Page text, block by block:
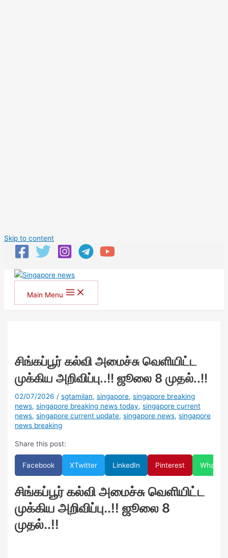
Skip to content
Main Menu
சிங்கப்பூர் கல்வி அமைச்சு வெளியிட்ட
முக்கிய அறிவிப்பு..!! ஜூலை 8 முதல்..!!
02/07/2026 /sgtamilan,singapore,singapore breaking
news,singapore breaking news today,singapore current
news,singapore current update,singapore news,singapore
news breaking
Share this post:
Facebook XTwitter LinkedIn Pinterest
சிங்கப்பூர் கல்வி அமைச்சு வெளியிட்ட
முக்கிய அறிவிப்பு..!! ஜூலை 8
முதல்..!!